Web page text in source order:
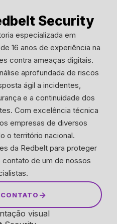
Security
especializada em
16 anos de experiência na
contra ameaças digitais.
aprofundada de riscos
ágil a incidentes,
e a continuidade dos
Com excelência técnica
empresas de diversos
o território nacional.
da Redbelt para proteger
de um de nossos
→